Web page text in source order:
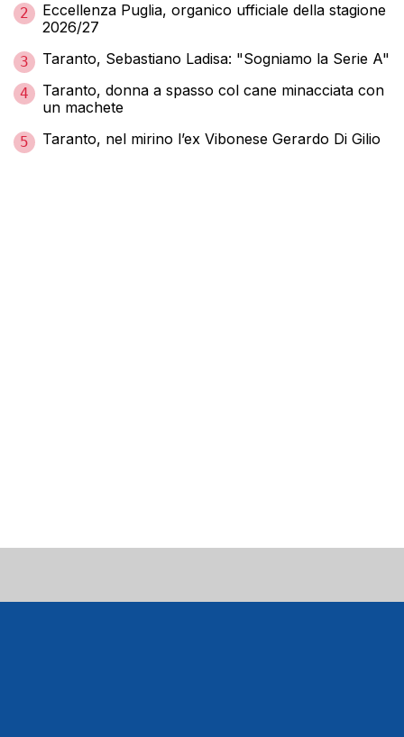
2
Eccellenza Puglia, organico ufficiale della stagione
2026/27
3 Taranto, Sebastiano Ladisa: "Sogniamo la Serie A"
4
Taranto, donna a spasso col cane minacciata con
un machete
5 Taranto, nel mirino l’ex Vibonese Gerardo Di Gilio